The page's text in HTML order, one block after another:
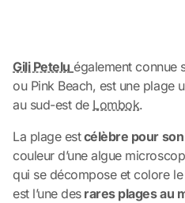
Gili Petelu également connue
ou Pink Beach, est une plage
au sud-est de Lombok.
La plage estcélèbre pour son
couleur d’une algue
qui se décompose et colore
est l’une desrares plages au